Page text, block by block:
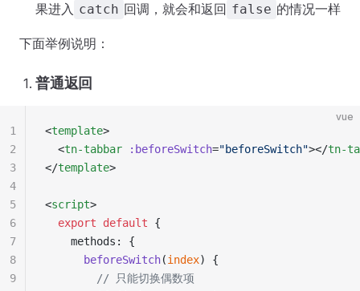
果进入 catch 回调，就会和返回 false 的情况一样
下面举例说明：
普通返回
vue
<template>
  <
tn-tabbar :beforeSwitch="beforeSwitch"></tn-
</template>
<script>
  export
default {
    methods: {
      beforeSwitch
(index) {
        // 只能切换偶数项
1
2
3
4
5
6
7
8
9